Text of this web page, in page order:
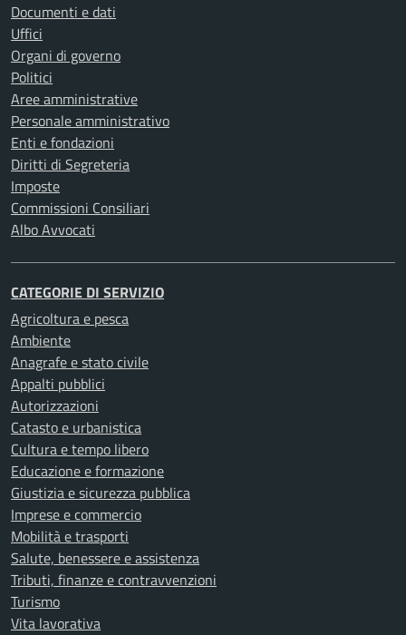
Documenti e dati
Uffici
Organi di governo
Politici
Aree amministrative
Personale amministrativo
Enti e fondazioni
Diritti di Segreteria
Imposte
Commissioni Consiliari
Albo Avvocati
CATEGORIE DI SERVIZIO
Agricoltura e pesca
Ambiente
Anagrafe e stato civile
Appalti pubblici
Autorizzazioni
Catasto e urbanistica
Cultura e tempo libero
Educazione e formazione
Giustizia e sicurezza pubblica
Imprese e commercio
Mobilità e trasporti
Salute, benessere e assistenza
Tributi, finanze e contravvenzioni
Turismo
Vita lavorativa